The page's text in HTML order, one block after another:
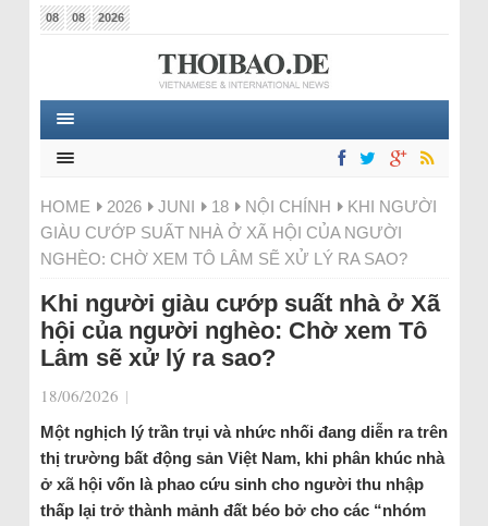
08 08 2026
HOME 2026 JUNI 18 NỘI CHÍNH
KHI NGƯỜI
GIÀU CƯỚP SUẤT NHÀ Ở XÃ HỘI CỦA NGƯỜI
NGHÈO: CHỜ XEM TÔ LÂM SẼ XỬ LÝ RA SAO?
Khi người giàu cướp suất nhà ở Xã
hội của người nghèo: Chờ xem Tô
Lâm sẽ xử lý ra sao?
18/06/2026 |
Một nghịch lý trần trụi và nhức nhối đang diễn ra trên
thị trường bất động sản Việt Nam, khi phân khúc nhà
ở xã hội vốn là phao cứu sinh cho người thu nhập
thấp lại trở thành mảnh đất béo bở cho các “nhóm